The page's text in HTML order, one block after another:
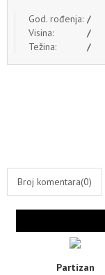
God. rođenja: /
Visina:
/
Težina:
/
Broj komentara(0)
Partizan